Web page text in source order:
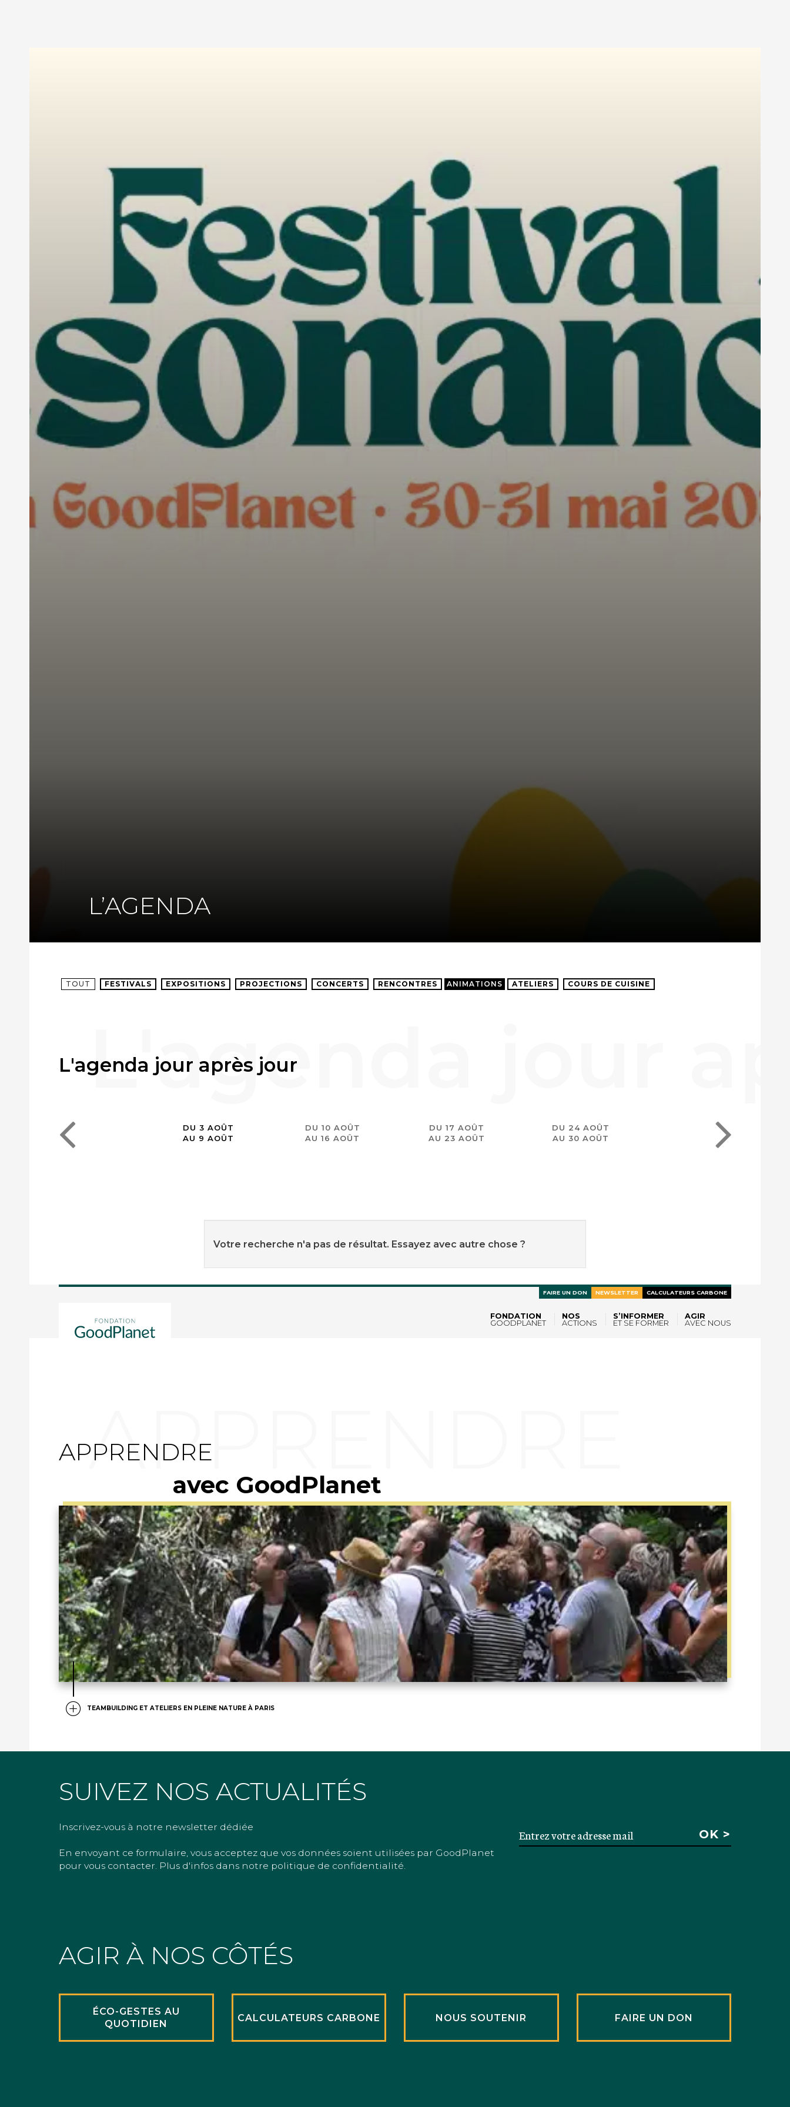
FONDATION
GOODPLANET
NOS
ACTIONS
S’INFORMER
ET SE FORMER
AGIR
AVEC NOUS
FAIRE UN DON NEWSLETTER CALCULATEURS CARBONE
L’AGENDA
TOUT FESTIVALS EXPOSITIONS PROJECTIONS CONCERTS RENCONTRES ANIMATIONS ATELIERS COURS DE CUISINE
L'agenda jour après jour
DU 3 AOÛT
AU 9 AOÛT
DU 10 AOÛT
AU 16 AOÛT
DU 17 AOÛT
AU 23 AOÛT
DU 24 AOÛT
AU 30 AOÛT
Votre recherche n'a pas de résultat. Essayez avec autre chose ?
APPRENDRE
avec GoodPlanet
TEAMBUILDING ET ATELIERS EN PLEINE NATURE À PARIS
SUIVEZ NOS ACTUALITÉS
Inscrivez-vous à notre newsletter dédiée
En envoyant ce formulaire, vous acceptez que vos données soient utilisées par GoodPlanet
pour vous contacter. Plus d'infos dans notre politique de confidentialité.
AGIR À NOS CÔTÉS
ÉCO-GESTES AU
QUOTIDIEN
CALCULATEURS CARBONE NOUS SOUTENIR FAIRE UN DON